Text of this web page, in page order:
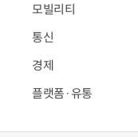
모빌리티
통신
경제
플랫폼·유통